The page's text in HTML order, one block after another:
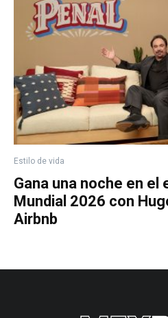
Estilo de vida
Gana una noche en el
Mundial 2026 con
Airbnb